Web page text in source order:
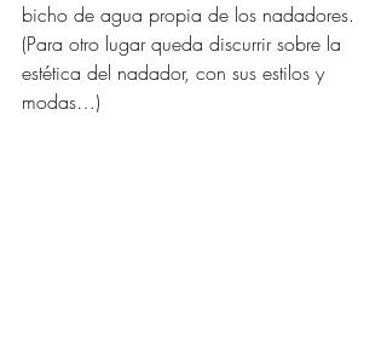
bicho de agua propia de los nadadores.
(Para otro lugar queda discurrir sobre la
estética del nadador, con sus estilos y
modas…)